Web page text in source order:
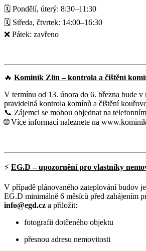
🗓 Pondělí, úterý: 8:30–11:30
🗓 Středa, čtvrtek: 14:00–16:30
❌ Pátek: zavřeno
🔥 Kominík Zlín – kontrola a čištění
V termínu od 13. února do 6. března bude v
pravidelná kontrola komínů a čištění
📞 Zájemci se mohou objednat na
🌐 Více informací naleznete na
⚡ EG.D – upozornění pro vlastníky
V případě plánovaného zateplování budov
EG.D minimálně 6 měsíců před zahájením
info@egd.cz a přiložit:
fotografii dotčeného objektu
přesnou adresu nemovitosti